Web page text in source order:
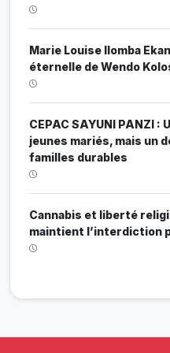
Marie Louise Ilomba
éternelle de Wendo
CEPAC SAYUNI PANZI :
jeunes mariés, mais un
familles durables
Cannabis et liberté
maintient l’interdiction